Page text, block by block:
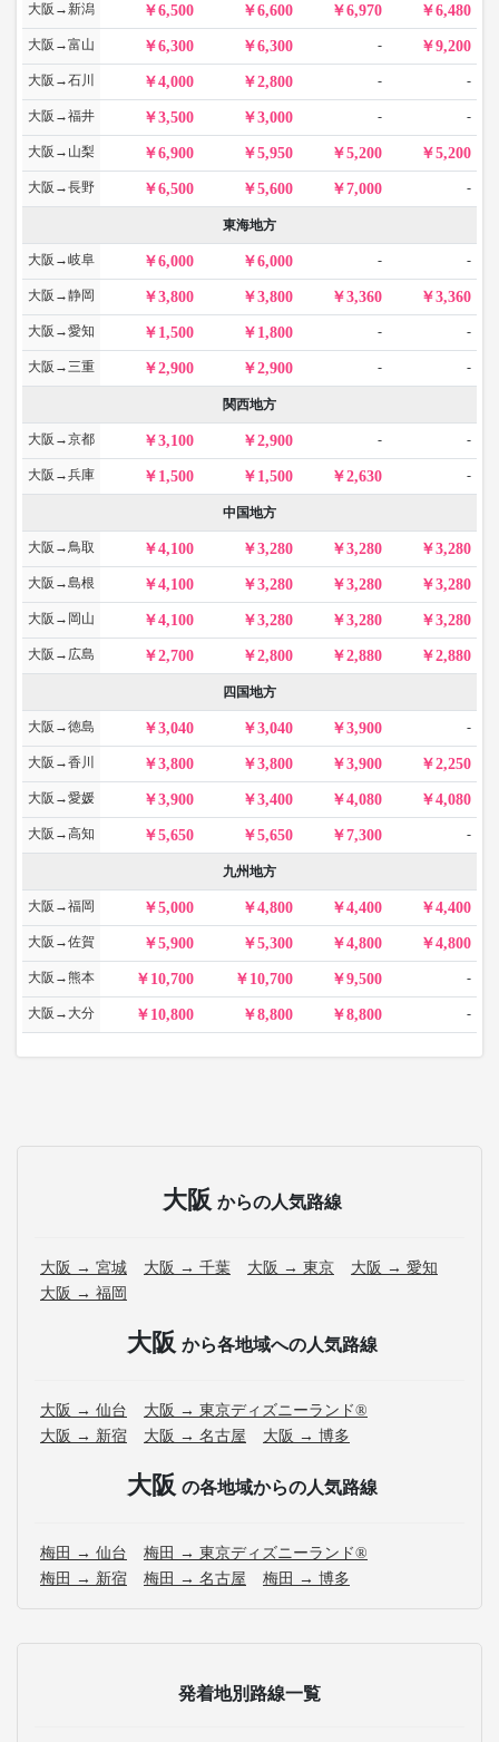
大阪→新潟 6,500 6,600 6,970 6,480
大阪→富山 6,300 6,300 - 9,200
大阪→石川 4,000 2,800 - -
大阪→福井 3,500 3,000 - -
大阪→山梨 6,900 5,950 5,200 5,200
大阪→長野 6,500 5,600 7,000 -
東海地方
大阪→岐阜 6,000 6,000 - -
大阪→静岡 3,800 3,800 3,360 3,360
大阪→愛知 1,500 1,800 - -
大阪→三重 2,900 2,900 - -
関西地方
大阪→京都 3,100 2,900 - -
大阪→兵庫 1,500 1,500 2,630 -
中国地方
大阪→鳥取 4,100 3,280 3,280 3,280
大阪→島根 4,100 3,280 3,280 3,280
大阪→岡山 4,100 3,280 3,280 3,280
大阪→広島 2,700 2,800 2,880 2,880
四国地方
大阪→徳島 3,040 3,040 3,900 -
大阪→香川 3,800 3,800 3,900 2,250
大阪→愛媛 3,900 3,400 4,080 4,080
大阪→高知 5,650 5,650 7,300 -
九州地方
大阪→福岡 5,000 4,800 4,400 4,400
大阪→佐賀 5,900 5,300 4,800 4,800
大阪→熊本 10,700 10,700 9,500 -
大阪→大分 10,800 8,800 8,800 -
大阪 からの人気路線
大阪 → 宮城 大阪 → 千葉 大阪 → 東京
大阪 → 愛知
大阪 → 福岡
大阪 から各地域への人気路線
大阪 → 仙台
大阪 → 東京ディズニーランド®
大阪 → 新宿
大阪 → 名古屋 大阪 → 博多
大阪 の各地域からの人気路線
梅田 → 仙台
梅田 → 東京ディズニーランド®
梅田 → 新宿
梅田 → 名古屋 梅田 → 博多
発着地別路線一覧